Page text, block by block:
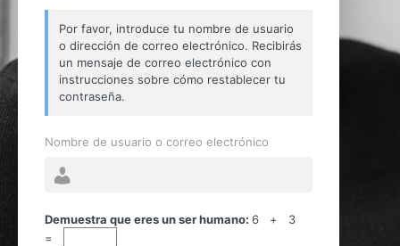
Contraseña
Por favor, introduce tu nombre de usuario
o dirección de correo electrónico. Recibirás
un mensaje de correo electrónico con
instrucciones sobre cómo restablecer tu
contraseña.
Nombre de usuario o correo electrónico
Demuestra que eres un ser humano: 6 + 3
=